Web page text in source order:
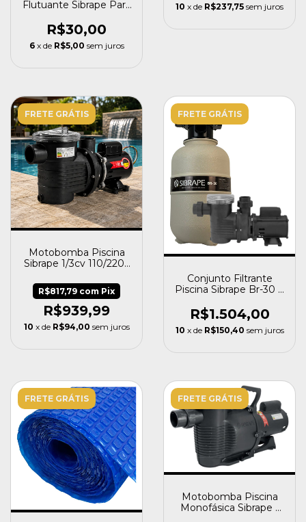
Flutuante Sibrape Para
R$30,00
6 x de R$5,00 sem juros
10 x de R$237,75 sem juros
FRETE GRÁTIS
Motobomba Piscina
Sibrape 1/3cv 110/220v
R$939,99
R$817,79 com Pix
10 x de R$94,00 sem juros
FRETE GRÁTIS
Conjunto Filtrante
Piscina Sibrape Br-30 +
R$1.504,00
10 x de R$150,40 sem juros
FRETE GRÁTIS FRETE GRÁTIS
Motobomba Piscina
Monofásica Sibrape -